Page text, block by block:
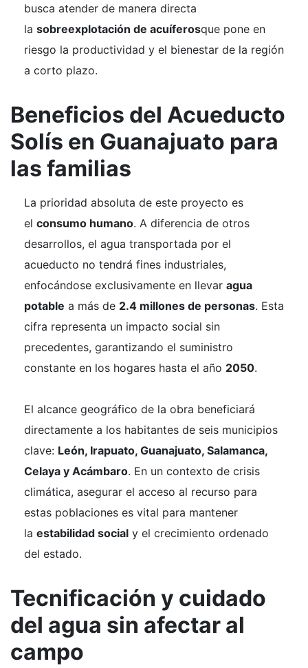
busca atender de manera directa
la sobreexplotación de acuíferosque pone en
riesgo la productividad y el bienestar de la región
a corto plazo.
Beneficios del Acueducto
Solís en Guanajuato para
las familias
La prioridad absoluta de este proyecto es
el consumo humano. A diferencia de otros
desarrollos, el agua transportada por el
acueducto no tendrá fines industriales,
enfocándose exclusivamente en llevar agua
potable a más de 2.4 millones de personas. Esta
cifra representa un impacto social sin
precedentes, garantizando el suministro
constante en los hogares hasta el año 2050.
El alcance geográfico de la obra beneficiará
directamente a los habitantes de seis municipios
clave: León, Irapuato, Guanajuato, Salamanca,
Celaya y Acámbaro. En un contexto de crisis
climática, asegurar el acceso al recurso para
estas poblaciones es vital para mantener
la estabilidad social y el crecimiento ordenado
del estado.
Tecnificación y cuidado
del agua sin afectar al
campo